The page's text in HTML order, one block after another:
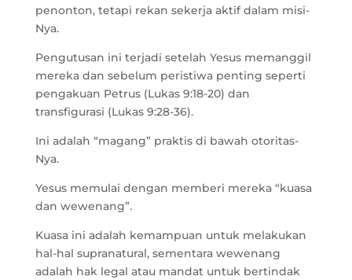
penonton, tetapi rekan sekerja aktif dalam misi-
Nya.
Pengutusan ini terjadi setelah Yesus memanggil
mereka dan sebelum peristiwa penting seperti
pengakuan Petrus (Lukas 9:18-20) dan
transfigurasi (Lukas 9:28-36).
Ini adalah “magang” praktis di bawah otoritas-
Nya.
Yesus memulai dengan memberi mereka “kuasa
dan wewenang”.
Kuasa ini adalah kemampuan untuk melakukan
hal-hal supranatural, sementara wewenang
adalah hak legal atau mandat untuk bertindak